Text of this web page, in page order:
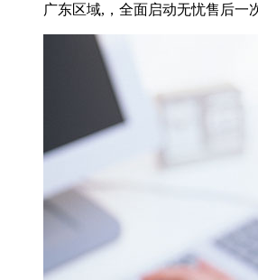
广东区域,，全面启动无忧售后一